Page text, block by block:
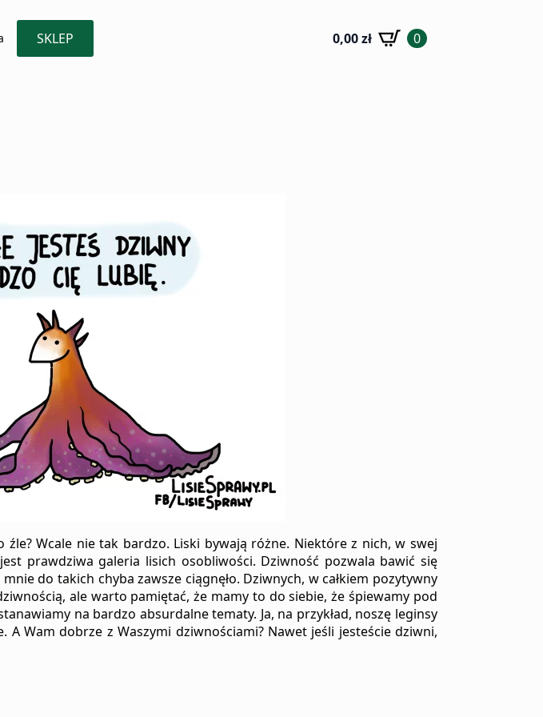
SKLEP 0,00zł 0
źle? Wcale nie tak bardzo. Liski bywają różne. Niektóre z nich, w swej
prawdziwa galeria lisich osobliwości. Dziwność pozwala bawić się
do takich chyba zawsze ciągnęło. Dziwnych, w całkiem pozytywny
ale warto pamiętać, że mamy to do siebie, że śpiewamy pod
na bardzo absurdalne tematy. Ja, na przykład, noszę leginsy
Wam dobrze z Waszymi dziwnościami? Nawet jeśli jesteście dziwni,